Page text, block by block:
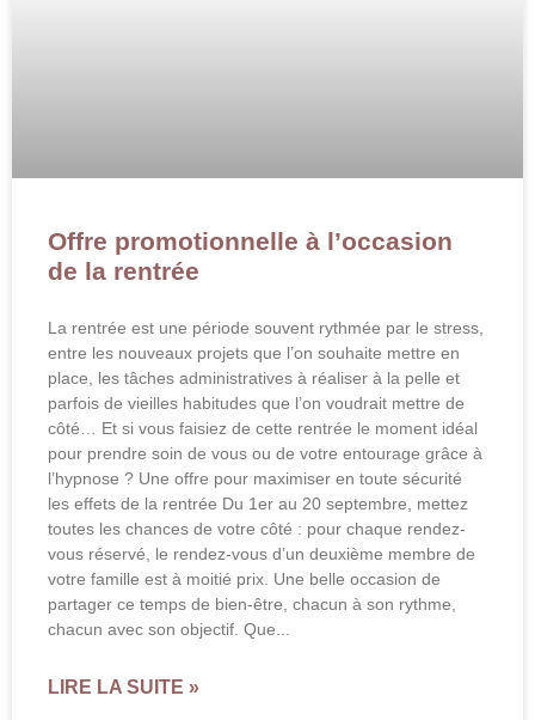
Offre promotionnelle à l’occasion
de la rentrée
La rentrée est une période souvent rythmée par le stress,
entre les nouveaux projets que l’on souhaite mettre en
place, les tâches administratives à réaliser à la pelle et
parfois de vieilles habitudes que l’on voudrait mettre de
côté… Et si vous faisiez de cette rentrée le moment idéal
pour prendre soin de vous ou de votre entourage grâce à
l’hypnose ? Une offre pour maximiser en toute sécurité
les effets de la rentrée Du 1er au 20 septembre, mettez
toutes les chances de votre côté : pour chaque rendez-
vous réservé, le rendez-vous d’un deuxième membre de
votre famille est à moitié prix. Une belle occasion de
partager ce temps de bien-être, chacun à son rythme,
chacun avec son objectif. Que
LIRE LA SUITE »